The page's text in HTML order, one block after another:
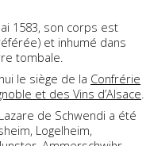
1583, son corps est
et inhumé dans
tombale.
le siège de la Confrérie
et des Vins d’Alsace.
de Schwendi a été
Logelheim,